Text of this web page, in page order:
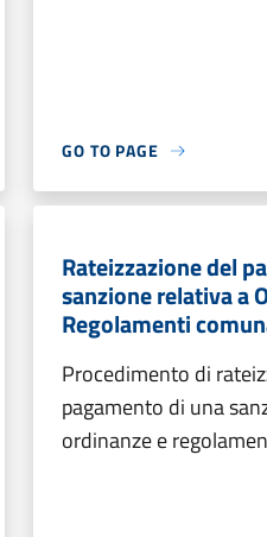
GO TO PAGE
Rateizzazione del
sanzione relativa a
Regolamenti
Procedimento di
pagamento di una
ordinanze e